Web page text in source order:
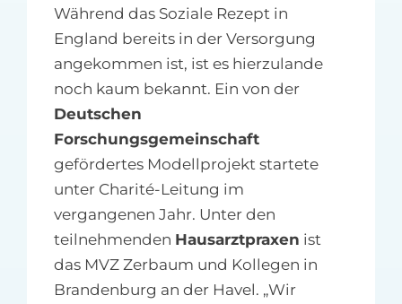
Während das Soziale Rezept in
England bereits in der Versorgung
angekommen ist, ist es hierzulande
noch kaum bekannt. Ein von der
Deutschen
Forschungsgemeinschaft
gefördertes Modellprojekt startete
unter Charité-Leitung im
vergangenen Jahr. Unter den
teilnehmenden Hausarztpraxen ist
das MVZ Zerbaum und Kollegen in
Brandenburg an der Havel. „Wir